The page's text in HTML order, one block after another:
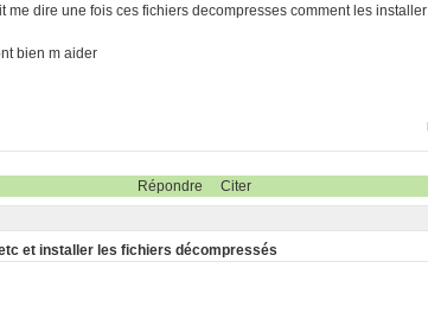
me dire une fois ces fichiers decompresses comment les
bien m aider
Répondre Citer
et installer les fichiers décompressés